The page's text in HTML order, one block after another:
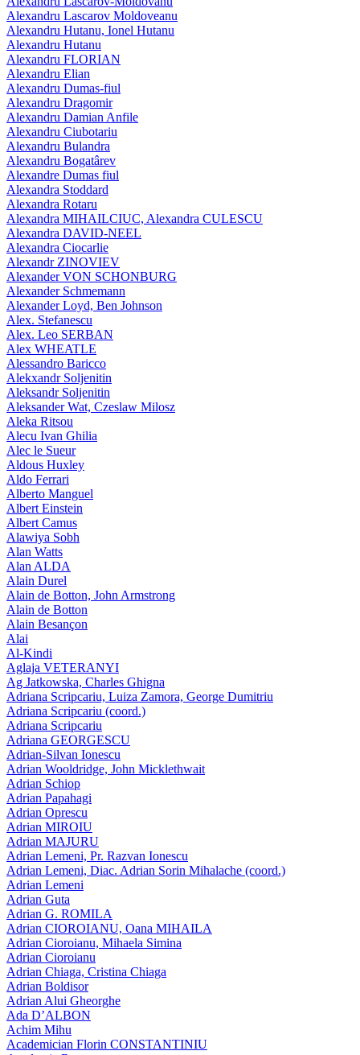
Alexandru Lascarov Moldoveanu
Alexandru Hutanu, Ionel Hutanu
Alexandru Hutanu
Alexandru FLORIAN
Alexandru Elian
Alexandru Dumas-fiul
Alexandru Dragomir
Alexandru Damian Anfile
Alexandru Ciubotariu
Alexandru Bulandra
Alexandru Bogatârev
Alexandre Dumas fiul
Alexandra Stoddard
Alexandra Rotaru
Alexandra MIHAILCIUC, Alexandra CULESCU
Alexandra DAVID-NEEL
Alexandra Ciocarlie
Alexandr ZINOVIEV
Alexander VON SCHONBURG
Alexander Schmemann
Alexander Loyd, Ben Johnson
Alex. Stefanescu
Alex. Leo SERBAN
Alex WHEATLE
Alessandro Baricco
Alekxandr Soljenitin
Aleksandr Soljenitin
Aleksander Wat, Czeslaw Milosz
Aleka Ritsou
Alecu Ivan Ghilia
Alec le Sueur
Aldous Huxley
Aldo Ferrari
Alberto Manguel
Albert Einstein
Albert Camus
Alawiya Sobh
Alan Watts
Alan ALDA
Alain Durel
Alain de Botton, John Armstrong
Alain de Botton
Alain Besançon
Alai
Al-Kindi
Aglaja VETERANYI
Ag Jatkowska, Charles Ghigna
Adriana Scripcariu, Luiza Zamora, George Dumitriu
Adriana Scripcariu (coord.)
Adriana Scripcariu
Adriana GEORGESCU
Adrian-Silvan Ionescu
Adrian Wooldridge, John Micklethwait
Adrian Schiop
Adrian Papahagi
Adrian Oprescu
Adrian MIROIU
Adrian MAJURU
Adrian Lemeni, Pr. Razvan Ionescu
Adrian Lemeni, Diac. Adrian Sorin Mihalache (coord.)
Adrian Lemeni
Adrian Guta
Adrian G. ROMILA
Adrian CIOROIANU, Oana MIHAILA
Adrian Cioroianu, Mihaela Simina
Adrian Cioroianu
Adrian Chiaga, Cristina Chiaga
Adrian Boldisor
Adrian Alui Gheorghe
Ada D’ALBON
Achim Mihu
Academician Florin CONSTANTINIU